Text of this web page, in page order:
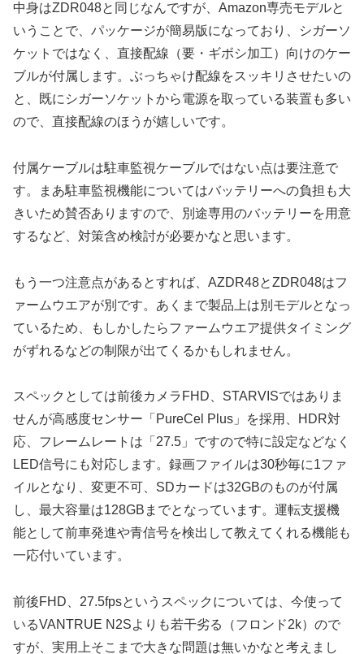
中身はZDR048と同じなんですが、Amazon専売モデルと
いうことで、パッケージが簡易版になっており、シガーソ
ケットではなく、直接配線（要・ギボシ加工）向けのケー
ブルが付属します。ぶっちゃけ配線をスッキリさせたいの
と、既にシガーソケットから電源を取っている装置も多い
ので、直接配線のほうが嬉しいです。
付属ケーブルは駐車監視ケーブルではない点は要注意で
す。まあ駐車監視機能についてはバッテリーへの負担も大
きいため賛否ありますので、別途専用のバッテリーを用意
するなど、対策含め検討が必要かなと思います。
もう一つ注意点があるとすれば、AZDR48とZDR048はフ
ァームウエアが別です。あくまで製品上は別モデルとなっ
ているため、もしかしたらファームウエア提供タイミング
がずれるなどの制限が出てくるかもしれません。
スペックとしては前後カメラFHD、STARVISではありま
せんが高感度センサー「PureCel Plus」を採用、HDR対
応、フレームレートは「27.5」ですので特に設定などなく
LED信号にも対応します。録画ファイルは30秒毎に1ファ
イルとなり、変更不可、SDカードは32GBのものが付属
し、最大容量は128GBまでとなっています。運転支援機
能として前車発進や青信号を検出して教えてくれる機能も
一応付いています。
前後FHD、27.5fpsというスペックについては、今使って
いるVANTRUE N2Sよりも若干劣る（フロンド2k）ので
すが、実用上そこまで大きな問題は無いかなと考えまし